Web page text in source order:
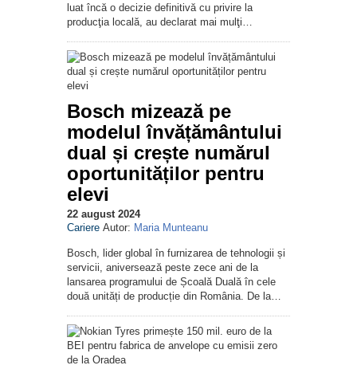
luat încă o decizie definitivă cu privire la
producţia locală, au declarat mai mulţi…
Bosch mizează pe
modelul învățământului
dual și crește numărul
oportunităților pentru
elevi
22 august 2024
Cariere Autor: Maria Munteanu
Bosch, lider global în furnizarea de tehnologii și
servicii, aniversează peste zece ani de la
lansarea programului de Școală Duală în cele
două unități de producție din România. De la…